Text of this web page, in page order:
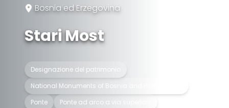
Bosnia ed Erzegovina
Stari Most
Designazione del patrimonio
National Monuments of Bosnia and Herzegovina
Ponte
Ponte ad arco a via superiore